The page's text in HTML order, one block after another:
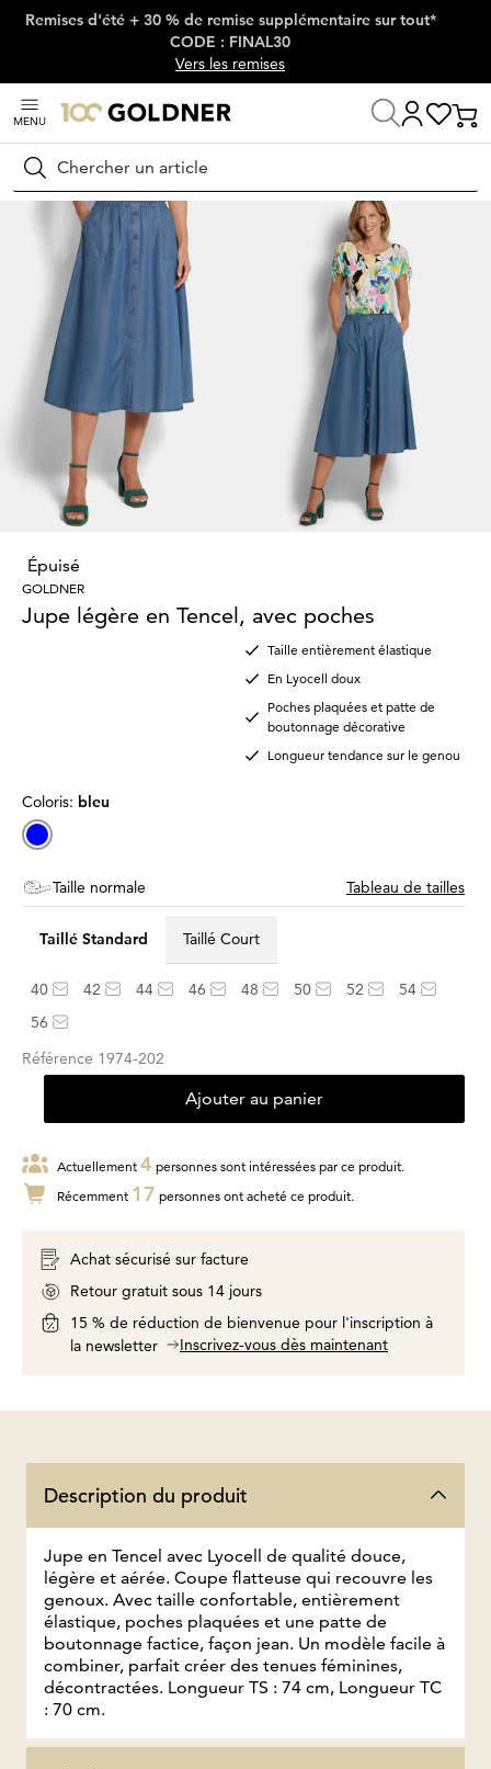
Passer la navigation, aller directement au contenu
Remises d'été + 30 % de remise supplémentaire sur tout*
CODE : FINAL30
Vers les remises
MENU
Rechercher
Maison Mode femme Jupes
Épuisé
GOLDNER
Jupe légère en Tencel, avec poches
Taille entièrement élastique
En Lyocell doux
Poches plaquées et patte de
boutonnage décorative
Longueur tendance sur le genou
Coloris: bleu
Taille normale Tableau de tailles
Taillé Standard Taillé Court
40 42 44 46 48 50 52
54
56
Référence 1974-202
Ajouter au panier
Actuellement 4 personnes sont intéressées par ce produit.
Récemment 17 personnes ont acheté ce produit.
Achat sécurisé sur facture
Retour gratuit sous 14 jours
15 % de réduction de bienvenue pour l'inscription à
la newsletter
Inscrivez-vous dès maintenant
Description du produit
Jupe en Tencel avec Lyocell de qualité douce,
légère et aérée. Coupe flatteuse qui recouvre les
genoux. Avec taille confortable, entièrement
élastique, poches plaquées et une patte de
boutonnage factice, façon jean. Un modèle facile à
combiner, parfait créer des tenues féminines,
décontractées. Longueur TS : 74 cm, Longueur TC
: 70 cm.